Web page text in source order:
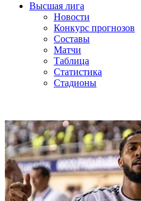
Высшая лига
Новости
Конкурс прогнозов
Составы
Матчи
Таблица
Статистика
Стадионы